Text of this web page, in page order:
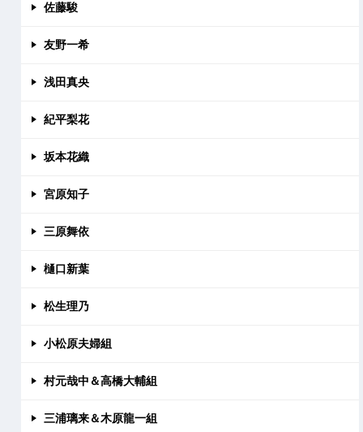
佐藤駿
友野一希
浅田真央
紀平梨花
坂本花織
宮原知子
三原舞依
樋口新葉
松生理乃
小松原夫婦組
村元哉中＆高橋大輔組
三浦璃来＆木原龍一組